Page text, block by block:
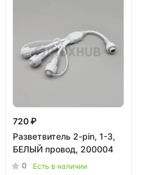
720 ₽
Разветвитель 2-pin, 1-3,
БЕЛЫЙ провод, 200004
0
Есть в наличии